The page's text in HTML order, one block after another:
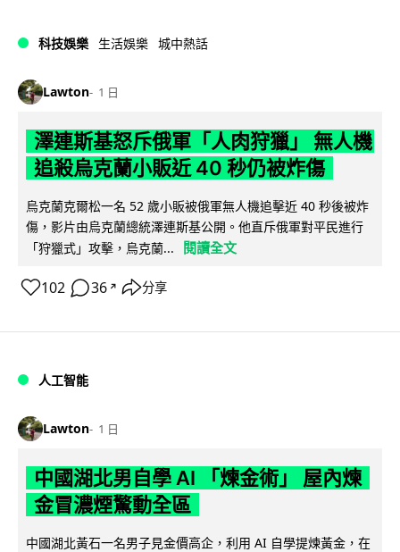
科技娛樂 生活娛樂 城中熱話
Lawton 1 日
澤連斯基怒斥俄軍「人肉狩獵」 無人機
追殺烏克蘭小販近 40 秒仍被炸傷
烏克蘭克爾松一名 52 歲小販被俄軍無人機追擊近 40 秒後被炸
傷，影片由烏克蘭總統澤連斯基公開。他直斥俄軍對平民進行
「狩獵式」攻擊，烏克蘭...
閱讀全文
102 36 ↗ 分享
人工智能
Lawton 1 日
中國湖北男自學 AI 「煉金術」 屋內煉
金冒濃煙驚動全區
中國湖北黃石一名男子見金價高企，利用 AI 自學提煉黃金，在